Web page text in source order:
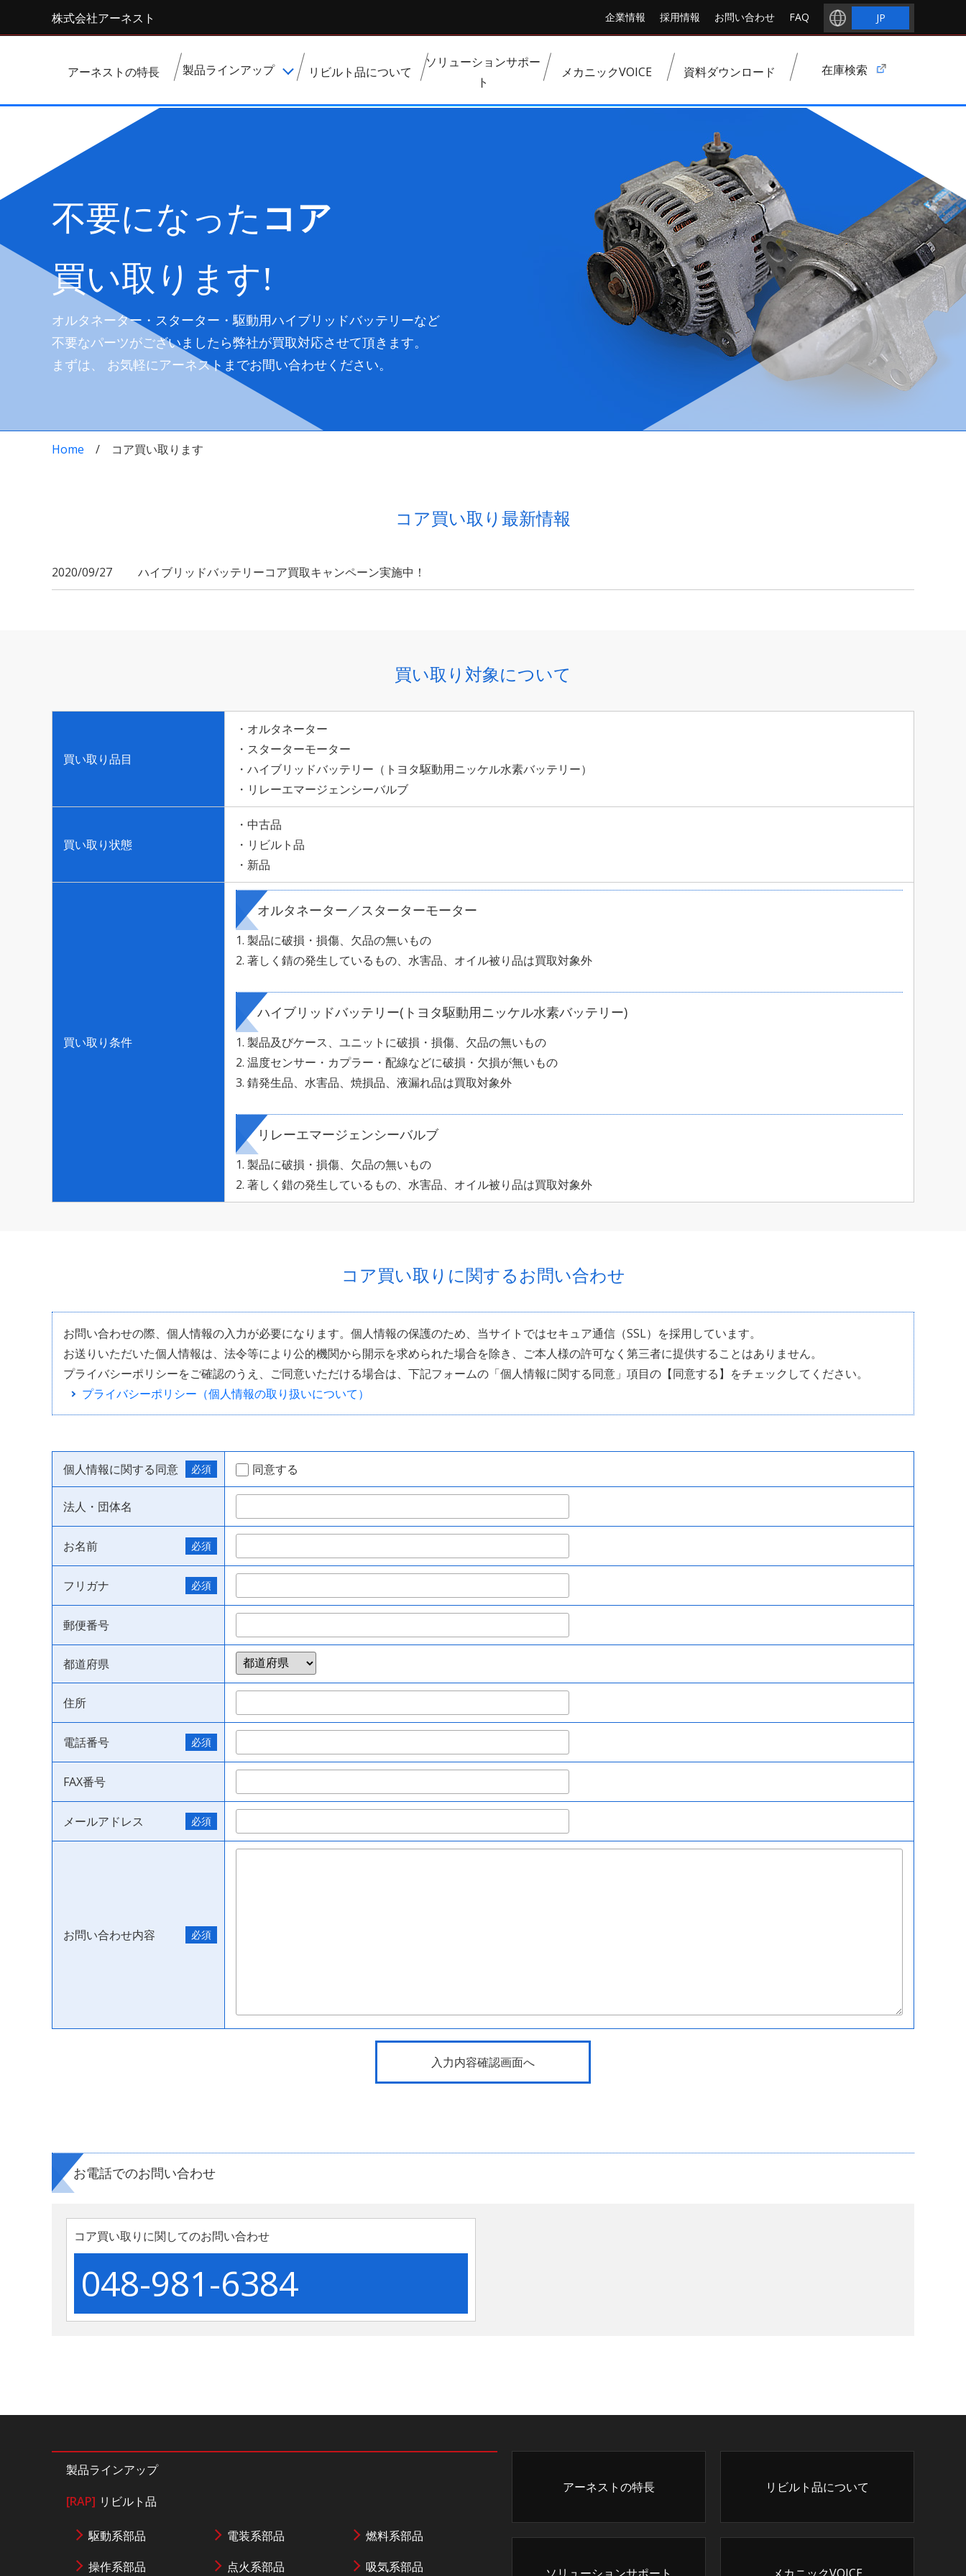
株式会社アーネスト 企業情報 採用情報 お問い合わせ FAQ JP
アーネストの特長 製品ラインアップ
点火系部品 吸気系部品
NAP：優良部品
各種センサー
電装系部品 熱交換器系部品
操作系部品 その他部品
リビルト品について
ソリューションサポー
ト
メカニックVOICE 資料ダウンロード 在庫検索
不要になった コア
買い取ります!
オルタネーター・スターター・駆動用ハイブリッドバッテリーなど
不要なパーツがございましたら弊社が買取対応させて頂きます。
まずは、 お気軽にアーネストまでお間い合わせください。
コア買い取り最新情報
2020/09/27 ハイブリッドバッテリーコア買取キャンペーン実施中！
買い取り対象について
買い取り品目
オルタネーター
スターターモーター
ハイブリッドバッテリー（トヨタ駆動用ニッケル水素バッテリー）
リレーエマージェンシーバルブ
買い取り状態
中古品
リビルト品
新品
買い取り条件
オルタネーター／スターターモーター
製品に破損・損傷、欠品の無いもの
著しく錆の発生しているもの、水害品、オイル被り品は買取対象外
ハイブリッドバッテリー(トヨタ駆動用ニッケル水素バッテリー)
製品及びケース、ユニットに破損・損傷、欠品の無いもの
温度センサー・カプラー・配線などに破損・欠損が無いもの
錆発生品、水害品、焼損品、液漏れ品は買取対象外
リレーエマージェンシーバルブ
製品に破損・損傷、欠品の無いもの
著しく錯の発生しているもの、水害品、オイル被り品は買取対象外
コア買い取りに関するお問い合わせ
お問い合わせの際、個人情報の入力が必要になります。個人情報の保護のため、当サイトではセキュア通信（SSL）を採用しています。
お送りいただいた個人情報は、法令等により公的機関から開示を求められた場合を除き、ご本人様の許可なく第三者に提供することはありません。
プライバシーポリシーをご確認のうえ、ご同意いただける場合は、下記フォームの「個人情報に関する同意」項目の【同意する】をチェックしてください。
プライバシーポリシー （個人情報の取り扱いについて）
個人情報に関する同意 同意する
法人・団体名
お名前
フリガナ
郵便番号
都道府県
住所
電話番号
FAX番号
メールアドレス
お問い合わせ内容
入力内容確認画面へ
お電話でのお問い合わせ
コア買い取りに関してのお問い合わせ
048-981-6384
Home コア買い取ります
製品ラインアップ
[RAP] リビルト品
駆動系部品 電装系部品
燃料系部品
操作系部品
点火系部品 吸気系部品
アーネストの特長 リビルト品について